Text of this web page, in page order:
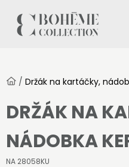
/ Držák na kartáčky,
DRŽÁK NA
NÁDOBKA
NA 28058KU